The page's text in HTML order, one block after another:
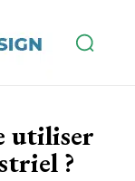
utiliser
?